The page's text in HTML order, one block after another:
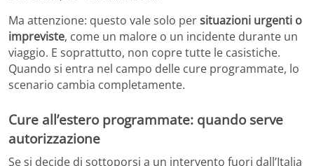
Ma attenzione: questo vale solo persituazioni urgenti o
impreviste, come un malore o un incidente durante un
viaggio. E soprattutto, non copre tutte le casistiche.
Quando si entra nel campo delle cure programmate, lo
scenario cambia completamente.
Cure all’estero programmate: quando serve
autorizzazione
Se si decide di sottoporsi a un intervento fuori dall’Italia